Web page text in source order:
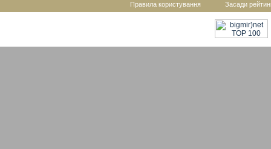
Правила користування Засади